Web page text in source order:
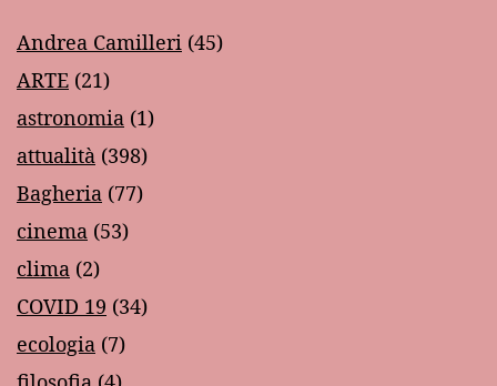
Andrea Camilleri (45)
ARTE (21)
astronomia (1)
attualità (398)
Bagheria (77)
cinema (53)
clima (2)
COVID 19 (34)
ecologia (7)